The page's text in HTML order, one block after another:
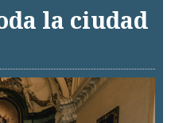
la ciudad